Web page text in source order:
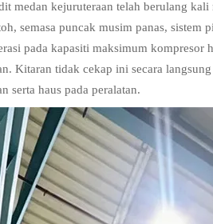
medan kejuruteraan telah berulang
semasa puncak musim panas, sistem
pada kapasiti maksimum kompresor
Kitaran tidak cekap ini secara
serta haus pada peralatan.